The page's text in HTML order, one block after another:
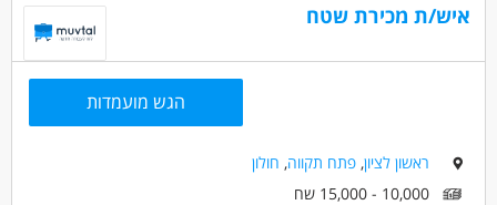
אם אתם מחפשים את האתגר הבא שלכם ורוצים להיות חלק מצוות
מקצועי עם השפעה אמיתית על צמיחת הפעילות נשמח להכיר.
מאפייני משרה
איש/ת מכירת שטח
הגש מועמדות
ראשון לציון,פתח תקווה, חולון
10,000 - 15,000 שח